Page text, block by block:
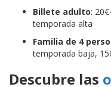
Billete adulto:
temporada alta
Familia de 4
temporada baja,
Descubre las